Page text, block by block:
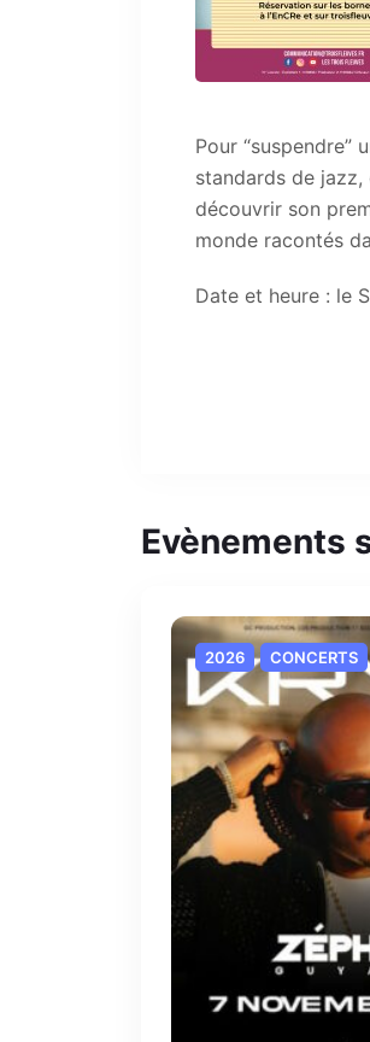
Pour
standards de
découvrir son
monde racontés
Date et heure : le
Evènements
2026 CONCERTS